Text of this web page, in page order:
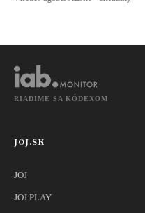
RIADIME SA KÓDEXOM
JOJ.SK
JOJ
JOJ PLAY